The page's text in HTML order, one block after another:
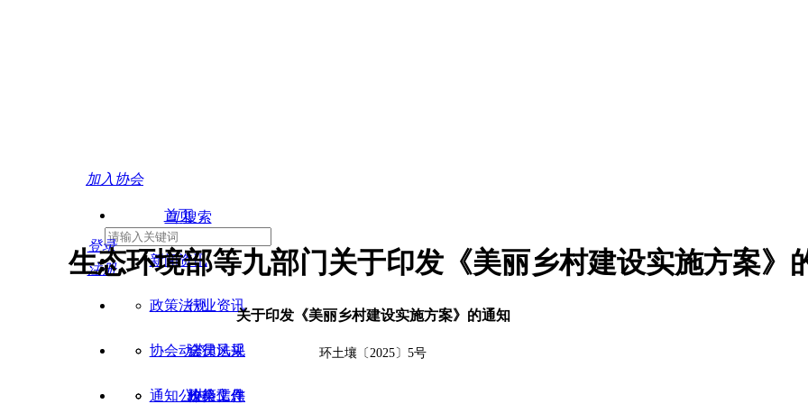
加入协会
끠 搜索
登录
注册
首页
新闻资讯
行业资讯
会员风采
价格信息
政策法规
法律法规
政策文件
协会动态
协会工作
通知公告
生态环境部等九部门关于印发《美丽乡村建设实施方案》
关于印发《美丽乡村建设实施方案》的通知
环土壤〔2025〕5号